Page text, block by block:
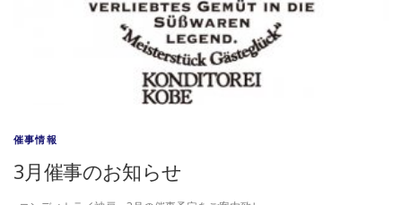
催事情報
3月催事のお知らせ